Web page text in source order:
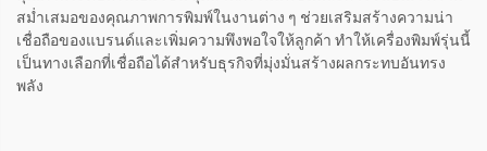
สม่ำเสมอของคุณภาพการพิมพ์ในงานต่าง ๆ ช่วยเสริมสร้างความน่า
เชื่อถือของแบรนด์และเพิ่มความพึงพอใจให้ลูกค้า ทำให้เครื่องพิมพ์รุ่นนี้
เป็นทางเลือกที่เชื่อถือได้สำหรับธุรกิจที่มุ่งมั่นสร้างผลกระทบอันทรง
พลัง